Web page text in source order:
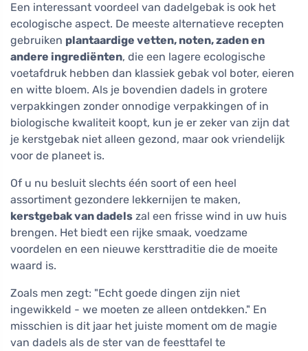
Een interessant voordeel van dadelgebak is ook het
ecologische aspect. De meeste alternatieve recepten
gebruiken plantaardige vetten, noten, zaden en
andere ingrediënten, die een lagere ecologische
voetafdruk hebben dan klassiek gebak vol boter, eieren
en witte bloem. Als je bovendien dadels in grotere
verpakkingen zonder onnodige verpakkingen of in
biologische kwaliteit koopt, kun je er zeker van zijn dat
je kerstgebak niet alleen gezond, maar ook vriendelijk
voor de planeet is.
Of u nu besluit slechts één soort of een heel
assortiment gezondere lekkernijen te maken,
kerstgebak van dadels zal een frisse wind in uw huis
brengen. Het biedt een rijke smaak, voedzame
voordelen en een nieuwe kersttraditie die de moeite
waard is.
Zoals men zegt: "Echt goede dingen zijn niet
ingewikkeld - we moeten ze alleen ontdekken." En
misschien is dit jaar het juiste moment om de magie
van dadels als de ster van de feesttafel te